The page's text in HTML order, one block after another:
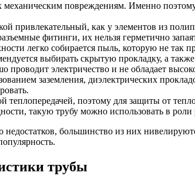
механическим повреждениям. Именно
привлекательный, как у элементов из
фитинги, их нельзя герметично
легко собирается пыль, которую не так
выбирать скрытую прокладку, а
проводит электричество и не обладает
заземления, диэлектрических
теплопередачей, поэтому для защиты от
такую трубу можно использовать в роли
недостатков, большинство из них
трубы